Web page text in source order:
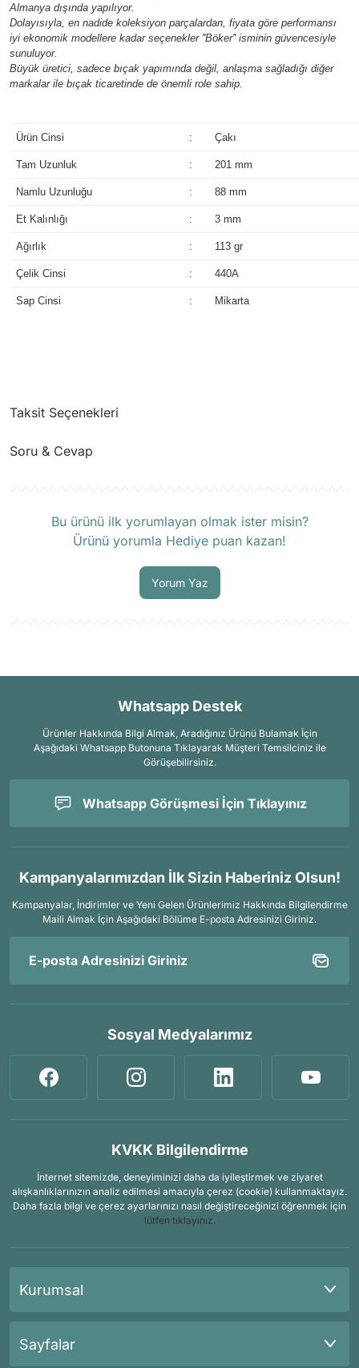
Almanya dışında yapılıyor.
Dolayısıyla, en nadide koleksiyon parçalardan, fiyata göre performansı
iyi ekonomik modellere kadar seçenekler ''Böker'' isminin güvencesiyle
sunuluyor.
Büyük üretici, sadece bıçak yapımında değil, anlaşma sağladığı diğer
markalar ile bıçak ticaretinde de önemli role sahip.
Ürün Cinsi : Çakı
Tam Uzunluk : 201 mm
Namlu Uzunluğu : 88 mm
Et Kalınlığı : 3 mm
Ağırlık : 113 gr
Çelik Cinsi : 440A
Sap Cinsi : Mikarta
Taksit Seçenekleri
Soru & Cevap
Bu ürünü ilk yorumlayan olmak ister misin?
Ürünü yorumla Hediye puan kazan!
Yorum Yaz
Whatsapp Destek
Ürünler Hakkında Bilgi Almak, Aradığınız Ürünü Bulamak İçin
Aşağıdaki Whatsapp Butonuna Tıklayarak Müşteri Temsilciniz ile
Görüşebilirsiniz.
Whatsapp Görüşmesi İçin Tıklayınız
Kampanyalarımızdan İlk Sizin Haberiniz Olsun!
Kampanyalar, İndirimler ve Yeni Gelen Ürünlerimiz Hakkında Bilgilendirme
Maili Almak İçin Aşağıdaki Bölüme E-posta Adresinizi Giriniz.
Sosyal Medyalarımız
KVKK Bilgilendirme
İnternet sitemizde, deneyiminizi daha da iyileştirmek ve ziyaret
alışkanlıklarınızın analiz edilmesi amacıyla çerez (cookie) kullanmaktayız.
Daha fazla bilgi ve çerez ayarlarınızı nasıl değiştireceğinizi öğrenmek için
lütfen tıklayınız.
Kurumsal
Sayfalar